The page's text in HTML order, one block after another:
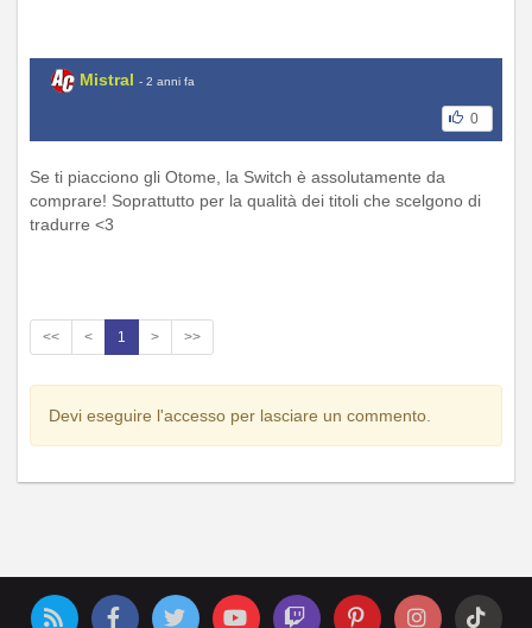
Mistral - 2 anni fa
0
Se ti piacciono gli Otome, la Switch è assolutamente da
comprare! Soprattutto per la qualità dei titoli che scelgono di
tradurre <3
<< < 1 > >>
Devi eseguire l'accesso per lasciare un commento.